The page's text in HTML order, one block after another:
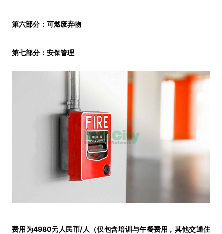
第六部分：可燃废弃物
第七部分：安保管理
费用为4980元人民币/人（仅包含培训与午餐费用，其他交通住